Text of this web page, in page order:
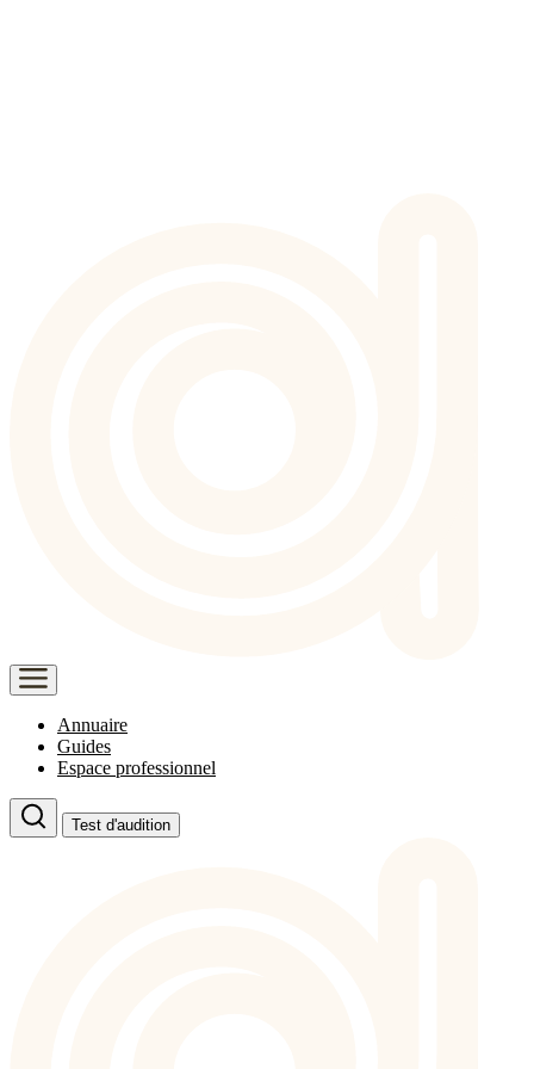
Annuaire
Guides
Espace professionnel
Test d'audition